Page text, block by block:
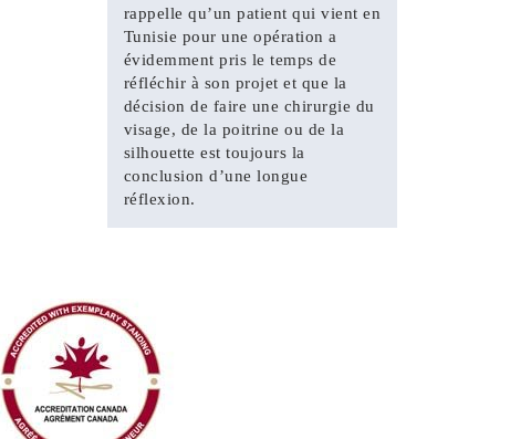
rappelle qu’un patient qui vient en
Tunisie pour une opération a
évidemment pris le temps de
réfléchir à son projet et que la
décision de faire une chirurgie du
visage, de la poitrine ou de la
silhouette est toujours la
conclusion d’une longue
réflexion.